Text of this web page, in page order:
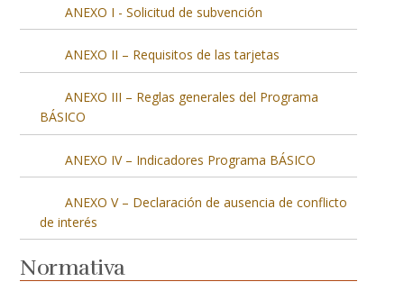
ANEXO I - Solicitud de subvención
ANEXO II – Requisitos de las tarjetas
ANEXO III – Reglas generales del Programa
BÁSICO
ANEXO IV – Indicadores Programa BÁSICO
ANEXO V – Declaración de ausencia de conflicto
de interés
Normativa